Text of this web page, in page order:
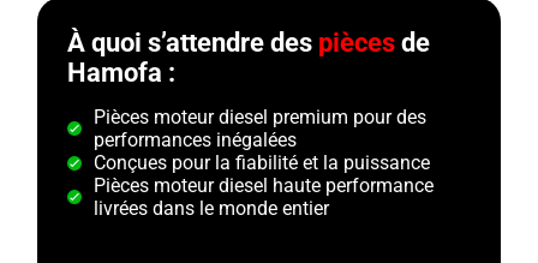
À quoi s’attendre des piècesde
Hamofa :
Pièces moteur diesel premium pour des
performances inégalées
Conçues pour la fiabilité et la puissance
Pièces moteur diesel haute performance
livrées dans le monde entier